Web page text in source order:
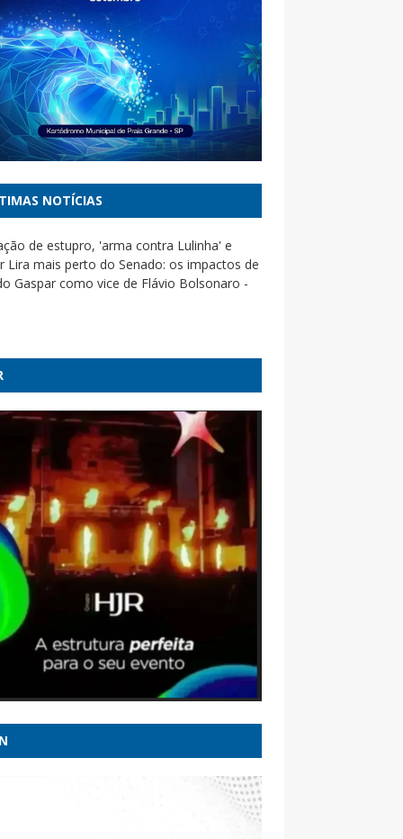
NOTÍCIAS
de estupro, 'arma contra Lulinha' e
Lira mais perto do Senado: os impactos de
Gaspar como vice de Flávio Bolsonaro -
de Toffoli, diz jurista - UOL Notícias
quais Estados serão afetados pelo “ciclone
- Poder360
Mauro Mendes e deputado Fábio
são alvo de operação da PF que apura
de R$ 308 milhões em MT - G1
ironizou falhas antes de queda da Voepass
avião a 'fusquinha' - Correio
e vindas de Cleitinho, Republicanos
que terá candidatura própria em MG -
Itatiaia
- oglobo.globo.com
Alcolumbre deixam 6 X 1 para depois das